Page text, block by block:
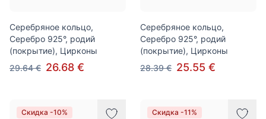
Серебряное кольцо,
Серебро 925°, родий
(покрытие), Цирконы
29.64 € 26.68 €
Серебряное кольцо,
Серебро 925°, родий
(покрытие), Цирконы
28.39 € 25.55 €
Скидка -10% Скидка -11%